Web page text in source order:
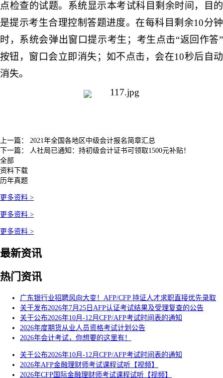
点检查的试题。系统显示本考试科目剩余时间，目的
是提示考生合理控制答题进度。在每科目剩余10分钟
时，系统会弹出窗口提示考生；考生点击“返回作答”
按钮，窗口会立即消失； 如不点击，会在10秒后自动
消失。
上一篇： 2021年全国各地区中级会计报名简章汇总
下一篇： 人社局已通知：持初级会计证书可领取1500元补贴！
全部
资料下载
历年真题
更多资料 >
更多资料 >
更多资料 >
最新资讯
热门资讯
广东银行业招聘风向大变！AFP/CFP 持证人才求职直接优先录取
关于发布2026年7月25日AFP认证考试结果及受理复查的公告
关于公布2026年10月-12月CFP/AFP考试时间表的通知
2026年度期货从业人员资格考试计划公告
2026年会计考试，你想要的这里有！
关于公布2026年10月-12月CFP/AFP考试时间表的通知
2026年AFP金融理财师考试课程试听【视频】
2026年CFP国际金融理财师考试课程试听【视频】